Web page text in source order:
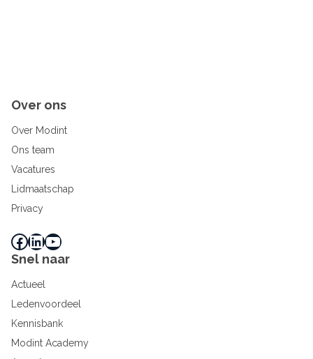
Over ons
Over Modint
Ons team
Vacatures
Lidmaatschap
Privacy
Facebook LinkedIn YouTube
Snel naar
Actueel
Ledenvoordeel
Kennisbank
Modint Academy